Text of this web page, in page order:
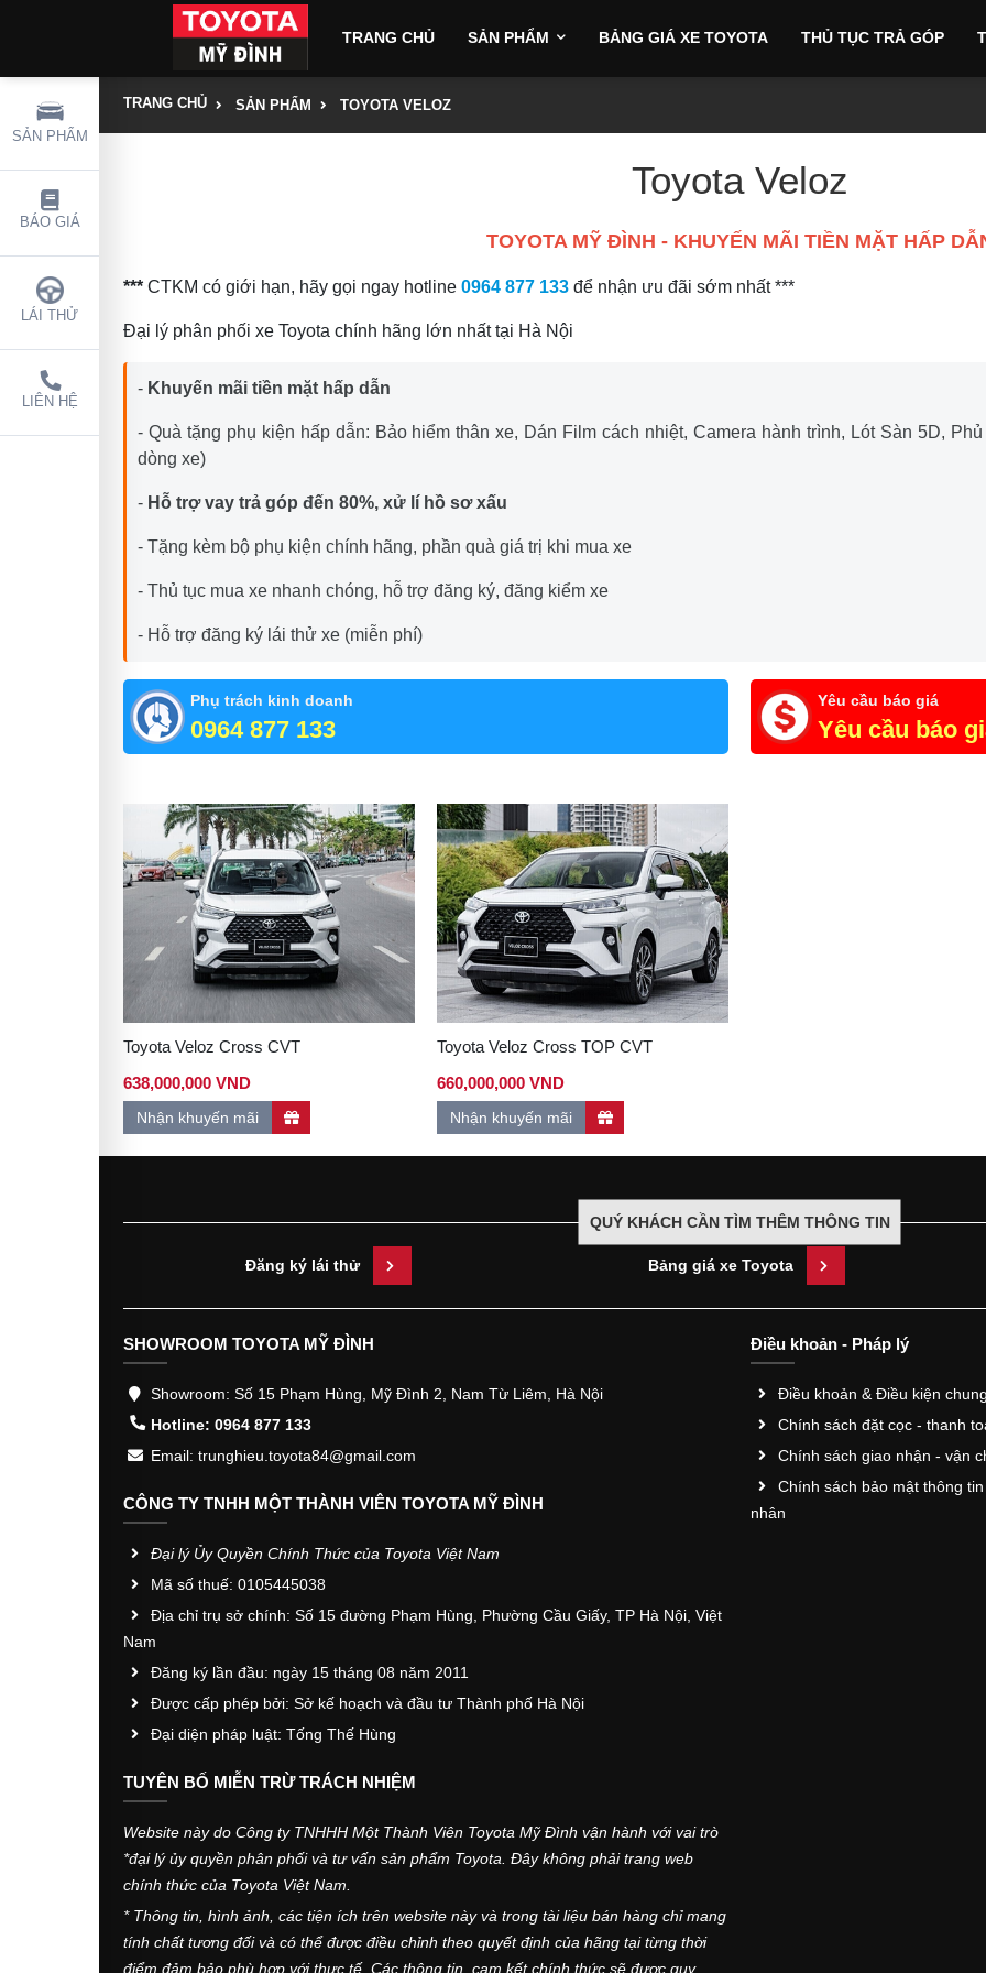
TRANG CHỦ SẢN PHẨM BẢNG GIÁ XE TOYOTA THỦ TỤC TRẢ GÓP
TRANG CHỦ SẢN PHẨM TOYOTA VELOZ
Toyota Veloz
TOYOTA MỸ ĐÌNH - KHUYẾN MÃI TIỀN MẶT HẤP
*** CTKM có giới hạn, hãy gọi ngay hotline 0964 877 133 để nhận ưu đãi sớm nhất ***
Đại lý phân phối xe Toyota chính hãng lớn nhất tại Hà Nội
- Khuyến mãi tiền mặt hấp dẫn
- Quà tặng phụ kiện hấp dẫn: Bảo hiểm thân xe, Dán Film cách nhiệt, Camera hành trình, Lót Sàn 5D,
dòng xe)
- Hỗ trợ vay trả góp đến 80%, xử lí hồ sơ xấu
- Tặng kèm bộ phụ kiện chính hãng, phần quà giá trị khi mua xe
- Thủ tục mua xe nhanh chóng, hỗ trợ đăng ký, đăng kiểm xe
- Hỗ trợ đăng ký lái thử xe (miễn phí)
Phụ trách kinh doanh
0964 877 133
Yêu cầu báo giá
Yêu cầu báo
Toyota Veloz Cross CVT
638,000,000 VND
Nhận khuyến mãi
Toyota Veloz Cross TOP CVT
660,000,000 VND
Nhận khuyến mãi
QUÝ KHÁCH CẦN TÌM THÊM THÔNG TIN
Đăng ký lái thử Bảng giá xe Toyota
SHOWROOM TOYOTA MỸ ĐÌNH
Showroom: Số 15 Phạm Hùng, Mỹ Đình 2, Nam Từ Liêm, Hà Nội
Hotline: 0964 877 133
Email: trunghieu.toyota84@gmail.com
CÔNG TY TNHH MỘT THÀNH VIÊN TOYOTA MỸ ĐÌNH
Đại lý Ủy Quyền Chính Thức của Toyota Việt Nam
Mã số thuế: 0105445038
Địa chỉ trụ sở chính: Số 15 đường Phạm Hùng, Phường Cầu Giấy, TP Hà Nội, Việt
Nam
Đăng ký lần đầu: ngày 15 tháng 08 năm 2011
Được cấp phép bởi: Sở kế hoạch và đầu tư Thành phố Hà Nội
Đại diện pháp luật: Tống Thế Hùng
TUYÊN BỐ MIỄN TRỪ TRÁCH NHIỆM
Website này do Công ty TNHHH Một Thành Viên Toyota Mỹ Đình vận hành với vai trò
*đại lý ủy quyền phân phối và tư vấn sản phẩm Toyota. Đây không phải trang web
chính thức của Toyota Việt Nam.
* Thông tin, hình ảnh, các tiện ích trên website này và trong tài liệu bán hàng chỉ mang
tính chất tương đối và có thể được điều chỉnh theo quyết định của hãng tại từng thời
điểm đảm bảo phù hợp với thực tế. Các thông tin, cam kết chính thức sẽ được quy
Điều khoản - Pháp lý
Điều khoản & Điều kiện
Chính sách đặt cọc - thanh
Chính sách giao nhận - vận
Chính sách bảo mật thông
nhân
SẢN PHẨM
BÁO GIÁ
LÁI THỬ
LIÊN HỆ